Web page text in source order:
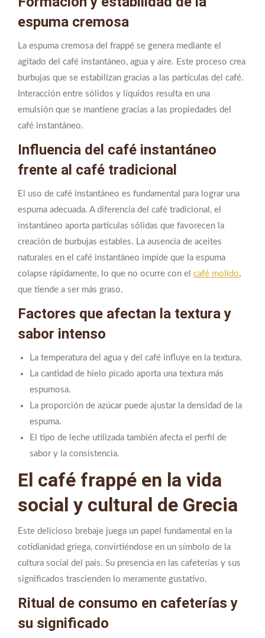
espuma cremosa
La espuma cremosa del frappé se genera mediante el
agitado del café instantáneo, agua y aire. Este proceso crea
burbujas que se estabilizan gracias a las partículas del café.
Interacción entre sólidos y líquidos resulta en una
emulsión que se mantiene gracias a las propiedades del
café instantáneo.
Influencia del café instantáneo
frente al café tradicional
El uso de café instantáneo es fundamental para lograr una
espuma adecuada. A diferencia del café tradicional, el
instantáneo aporta partículas sólidas que favorecen la
creación de burbujas estables. La ausencia de aceites
naturales en el café instantáneo impide que la espuma
colapse rápidamente, lo que no ocurre con el café molido,
que tiende a ser más graso.
Factores que afectan la textura y
sabor intenso
La temperatura del agua y del café influye en la textura.
La cantidad de hielo picado aporta una textura más
espumosa.
La proporción de azúcar puede ajustar la densidad de la
espuma.
El tipo de leche utilizada también afecta el perfil de
sabor y la consistencia.
El café frappé en la vida
social y cultural de Grecia
Este delicioso brebaje juega un papel fundamental en la
cotidianidad griega, convirtiéndose en un símbolo de la
cultura social del país. Su presencia en las cafeterías y sus
significados trascienden lo meramente gustativo.
Ritual de consumo en cafeterías y
su significado